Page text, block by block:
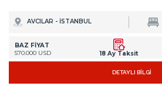
AVCILAR - İSTANBUL
BAZ FİYAT
570.000 USD
18 Ay Taksit
DETAYLI BİLGİ